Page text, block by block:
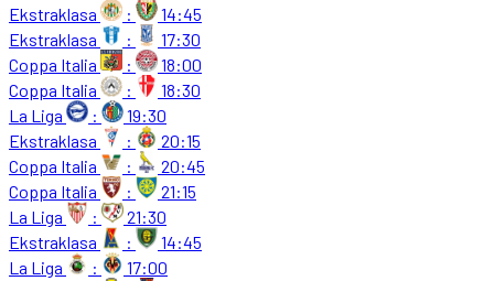
Ekstraklasa
:
14:45
Ekstraklasa
:
17:30
Coppa Italia
:
18:00
Coppa Italia
:
18:30
La Liga
:
19:30
Ekstraklasa
:
20:15
Coppa Italia
:
20:45
Coppa Italia
:
21:15
La Liga
:
21:30
Ekstraklasa
:
14:45
La Liga
:
17:00